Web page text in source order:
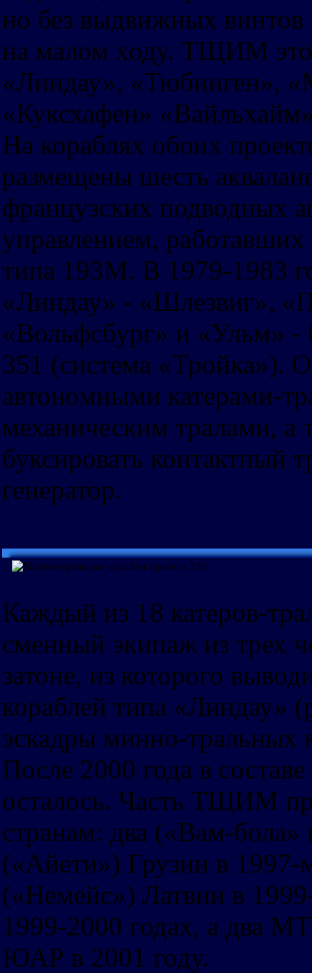
но без выдвижных
на малом ходу. ТЩИМ
«Линдау», «Тюбинген»,
«Куксхафен»
На кораблях обоих
размещены шесть
французских подводных
управлением,
типа 193М. В 1979-1983
«Линдау» - «Шлезвиг»,
«Вольфсбург» и «Ульм» -
351 (система «Тройка»).
автономными катерами-
механическим тралами, а
буксировать контактный
генератор.
Каждый из 18 катеров-
сменный экипаж из трех
затоне, из которого
кораблей типа «Линдау»
эскадры минно-тральных
После 2000 года в
осталось. Часть ТЩИМ
странам: два («Вам-
(«Айети») Грузии в 1997-
(«Немейс») Латвии в
1999-2000 годах, а два
ЮАР в 2001 году.